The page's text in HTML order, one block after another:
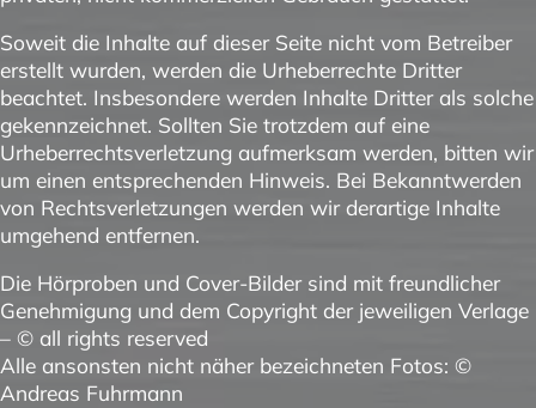
Soweit die Inhalte auf dieser Seite nicht vom Betreiber
erstellt wurden, werden die Urheberrechte Dritter
beachtet. Insbesondere werden Inhalte Dritter als solche
gekennzeichnet. Sollten Sie trotzdem auf eine
Urheberrechtsverletzung aufmerksam werden, bitten wir
um einen entsprechenden Hinweis. Bei Bekanntwerden
von Rechtsverletzungen werden wir derartige Inhalte
umgehend entfernen.
Die Hörproben und Cover-Bilder sind mit freundlicher
Genehmigung und dem Copyright der jeweiligen Verlage
– © all rights reserved
Alle ansonsten nicht näher bezeichneten Fotos: ©
Andreas Fuhrmann